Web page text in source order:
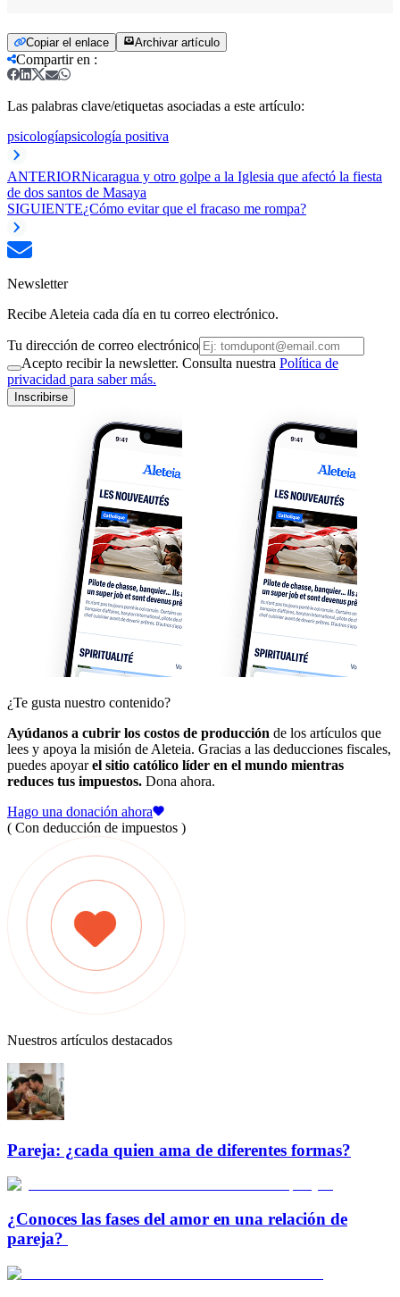
Copiar el enlace Archivar artículo
Compartir en :
Las palabras clave/etiquetas asociadas a este artículo:
psicologíapsicología positiva
ANTERIORNicaragua y otro golpe a la Iglesia que afectó la fiesta
de dos santos de Masaya
SIGUIENTE¿Cómo evitar que el fracaso me rompa?
Newsletter
Recibe Aleteia cada día en tu correo electrónico.
Tu dirección de correo electrónico
Acepto recibir la newsletter. Consulta nuestra Política de
privacidad para saber más.
Inscribirse
¿Te gusta nuestro contenido?
Ayúdanos a cubrir los costos de producción de los artículos que
lees y apoya la misión de Aleteia. Gracias a las deducciones fiscales,
puedes apoyarel sitio católico líder en el mundo mientras
reduces tus impuestos. Dona ahora.
Hago una donación ahora
( Con deducción de impuestos )
Nuestros artículos destacados
Pareja: ¿cada quien ama de diferentes formas?
¿Conoces las fases del amor en una relación de
pareja?